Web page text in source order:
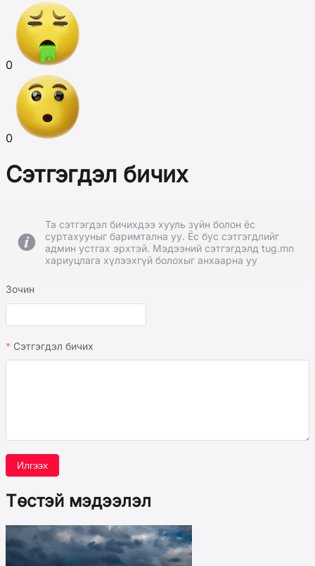
0
0
Сэтгэгдэл бичих
Та сэтгэгдэл бичихдээ хууль зүйн болон ёс
суртахууныг баримтална уу. Ёс бус сэтгэгдлийг
админ устгах эрхтэй. Мэдээний сэтгэгдэлд tug.mn
хариуцлага хүлээхгүй болохыг анхаарна уу
Зочин
Сэтгэгдэл бичих
Илгээх
Төстэй мэдээлэл